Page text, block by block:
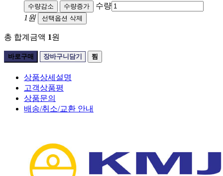
수량감소 수량증가
수량
1원
선택옵션 삭제
총 합계금액 1원
바로구매 장바구니담기 찜
상품상세설명
고객상품평
상품문의
배송/취소/교환 안내